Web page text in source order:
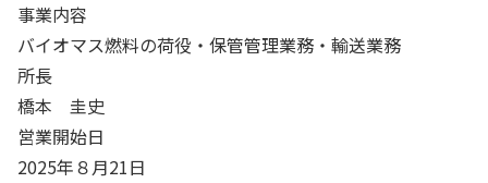
事業内容
バイオマス燃料の荷役・保管管理業務・輸送業務
所長
橋本 圭史
営業開始日
2025年８月21日